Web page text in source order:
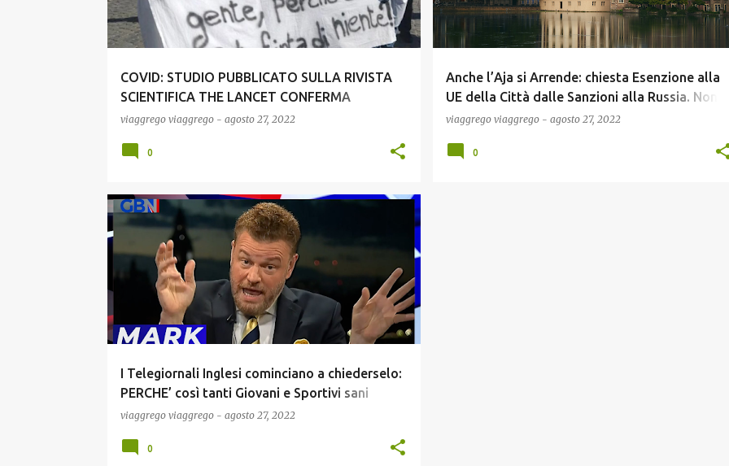
COVID: STUDIO PUBBLICATO SULLA RIVISTA
SCIENTIFICA THE LANCET CONFERMA
EFFICACIA DEGLI ANTINFIAMMATORI. PERCHE'
viaggrego viaggrego - agosto 27, 2022
0
Anche l’Aja si Arrende: chiesta Esenzione alla
UE della Città dalle Sanzioni alla Russia. Non
trova Fornitori alternativi a Gazprom!
viaggrego viaggrego - agosto 27, 2022
0
I Telegiornali Inglesi cominciano a chiederselo:
PERCHE’ così tanti Giovani e Sportivi sani
muoiono improvvisamente?
viaggrego viaggrego - agosto 27, 2022
COVID19 SPORT
0